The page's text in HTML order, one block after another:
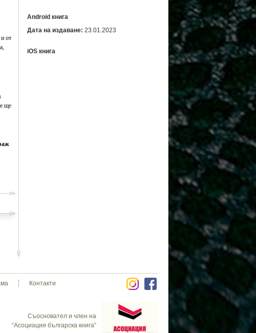
от
ще
Android книга
Дата на издаване: 23.01.2023
iOS книга
Контакти
Съосновател и член на
“Асоциация българска книга”